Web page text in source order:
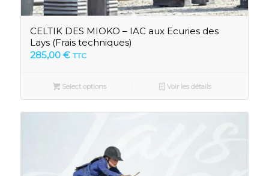
CELTIK DES MIOKO – IAC aux Ecuries des
Lays (Frais techniques)
285,00 € TTC
Select options Voir les détails